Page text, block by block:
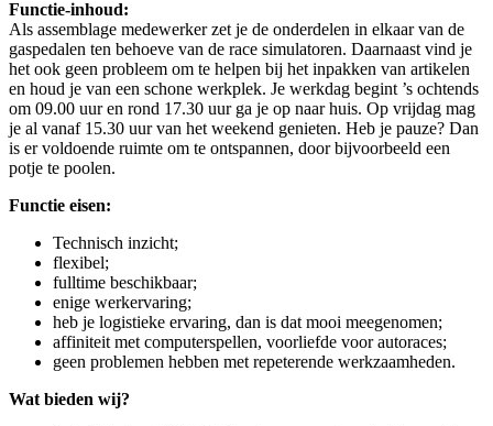
Functie-inhoud:
Als assemblage medewerker zet je de onderdelen in elkaar van de
gaspedalen ten behoeve van de race simulatoren. Daarnaast vind je
het ook geen probleem om te helpen bij het inpakken van artikelen
en houd je van een schone werkplek. Je werkdag begint ’s ochtends
om 09.00 uur en rond 17.30 uur ga je op naar huis. Op vrijdag mag
je al vanaf 15.30 uur van het weekend genieten. Heb je pauze? Dan
is er voldoende ruimte om te ontspannen, door bijvoorbeeld een
potje te poolen.
Functie eisen:
Technisch inzicht;
flexibel;
fulltime beschikbaar;
enige werkervaring;
heb je logistieke ervaring, dan is dat mooi meegenomen;
affiniteit met computerspellen, voorliefde voor autoraces;
geen problemen hebben met repeterende werkzaamheden.
Wat bieden wij?